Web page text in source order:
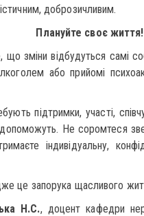
доброзичливим.
Плануйте своє життя!
що зміни відбудуться
або прийомі
підтримки, участі,
Не соромтеся
індивідуальну,
це запорука щасливого
Н.С., доцент кафедри